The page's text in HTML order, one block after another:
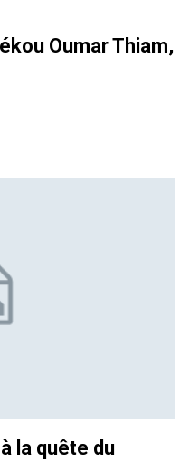
Oumar Thiam,
la quête du